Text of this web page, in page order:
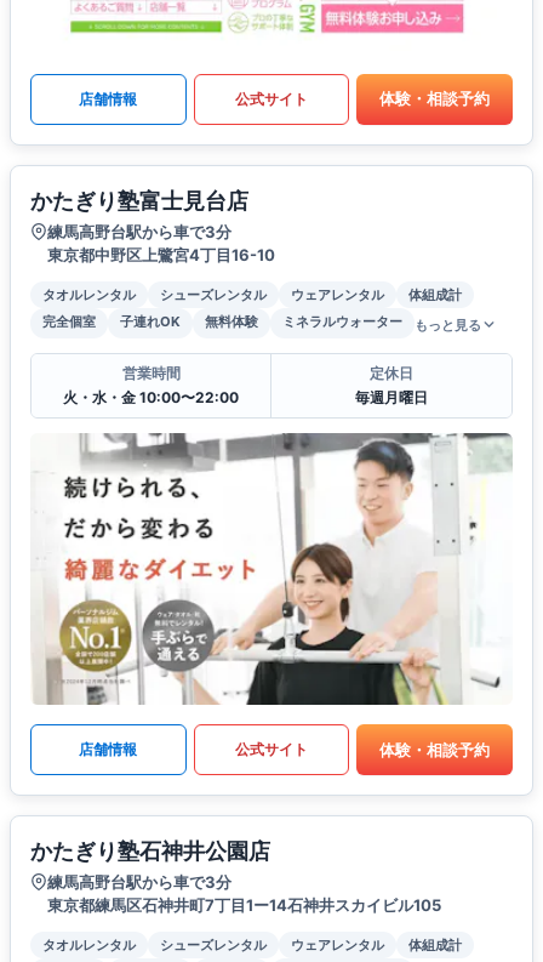
店舗情報 公式サイト 体験・相談予約
かたぎり塾富士見台店
練馬高野台駅から車で3分
東京都中野区上鷺宮4丁目16-10
タオルレンタル シューズレンタル ウェアレンタル
体組成計
完全個室
子連れOK 無料体験 ミネラルウォーター もっと見る
営業時間
火・水・金 10:00〜22:00
定休日
毎週月曜日
店舗情報 公式サイト 体験・相談予約
かたぎり塾石神井公園店
練馬高野台駅から車で3分
東京都練馬区石神井町7丁目1ー14石神井スカイビル105
タオルレンタル シューズレンタル ウェアレンタル
体組成計